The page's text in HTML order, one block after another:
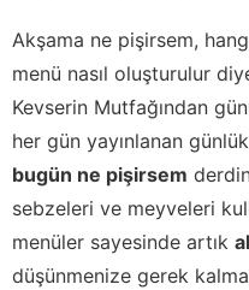
Akşama ne pişirsem,
menü nasıl oluşturulur
Kevserin Mutfağından
her gün yayınlanan
bugün ne pişirsem
sebzeleri ve meyveleri
menüler sayesinde artık
düşünmenize gerek